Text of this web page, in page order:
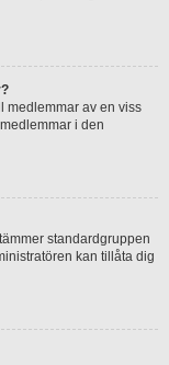
medlemmar av en viss
i den
standardgruppen
kan tillåta dig